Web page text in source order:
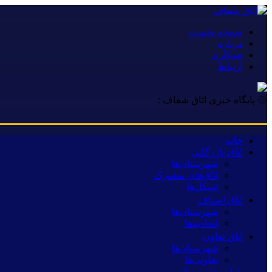
صفحه نخست
درباره
همکاری
ارتباط
۞ پایگاه خبری اتاق شفاف :
خانه
اتاق بازرگانی
شهرستان‌ها
اتاق‌های مشترک
تشکل‌ها
اتاق اصناف
شهرستان‌ها
اتحادیه‌ها
اتاق تعاون
شهرستان‌ها
تعاونی‌ها